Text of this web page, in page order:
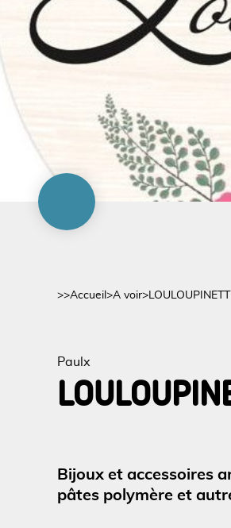
>>Accueil >A voir>
Paulx
Bijoux et accessoires
pâtes polymère et